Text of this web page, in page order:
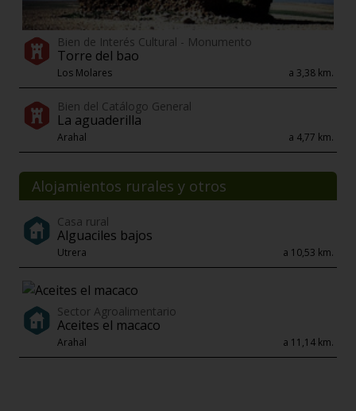
Bien de Interés Cultural - Monumento
Torre del bao
Los Molares a 3,38 km.
Bien del Catálogo General
La aguaderilla
Arahal a 4,77 km.
Alojamientos rurales y otros
Casa rural
Alguaciles bajos
Utrera a 10,53 km.
Sector Agroalimentario
Aceites el macaco
Arahal a 11,14 km.